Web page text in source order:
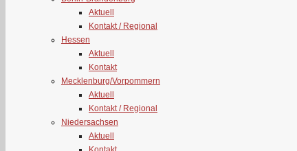
Aktuell
Kontakt / Regional
Hessen
Aktuell
Kontakt
Mecklenburg/Vorpommern
Aktuell
Kontakt / Regional
Niedersachsen
Aktuell